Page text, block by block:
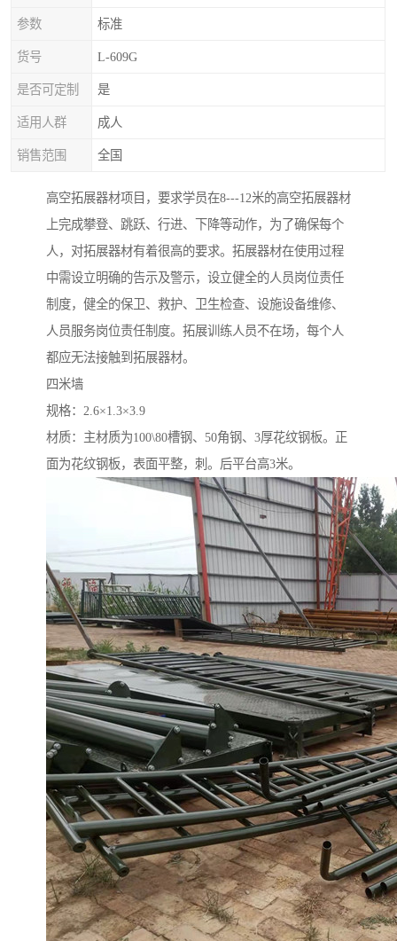
参数 标准
货号 L-609G
是否可定制 是
适用人群 成人
销售范围 全国
高空拓展器材项目，要求学员在8---12米的高空拓展器材
上完成攀登、跳跃、行进、下降等动作，为了确保每个
人，对拓展器材有着很高的要求。拓展器材在使用过程
中需设立明确的告示及警示，设立健全的人员岗位责任
制度，健全的保卫、救护、卫生检查、设施设备维修、
人员服务岗位责任制度。拓展训练人员不在场，每个人
都应无法接触到拓展器材。
四米墙
规格：2.6×1.3×3.9
材质：主材质为100\80槽钢、50角钢、3厚花纹钢板。正
面为花纹钢板，表面平整，刺。后平台高3米。